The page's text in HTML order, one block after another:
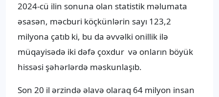
2024-cü ilin sonuna olan statistik məlumata
əsasən, məcburi köçkünlərin sayı 123,2
milyona çatıb ki, bu da əvvəlki onillik ilə
müqayisədə iki dəfə çoxdur və onların böyük
hissəsi şəhərlərdə məskunlaşıb.
Son 20 il ərzində əlavə olaraq 64 milyon insan